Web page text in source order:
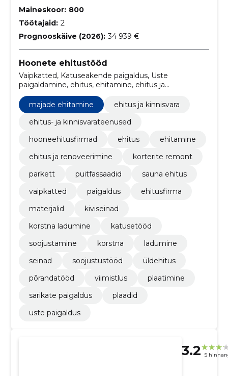
Maineskoor: 800
Töötajaid: 2
Prognooskäive (2026): 34 939 €
Hoonete ehitustööd
Vaipkatted, Katuseakende paigaldus, Uste
paigaldamine, ehitus, ehitamine, ehitus ja
renoveerimine, Korterite remont, Majade ehitamine,
parkett, puitfassaadid
majade ehitamine
ehitus ja kinnisvara
ehitus- ja kinnisvarateenused
hooneehitusfirmad
ehitus
ehitamine
ehitus ja renoveerimine
korterite remont
parkett
puitfassaadid
sauna ehitus
vaipkatted
paigaldus
ehitusfirma
materjalid
kiviseinad
korstna ladumine
katusetööd
soojustamine
korstna
ladumine
seinad
soojustustööd
üldehitus
põrandatööd
viimistlus
plaatimine
sarikate paigaldus
plaadid
uste paigaldus
3.2 5